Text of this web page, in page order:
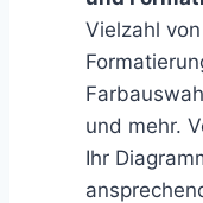
Vielzahl
und mehr.
Ihr